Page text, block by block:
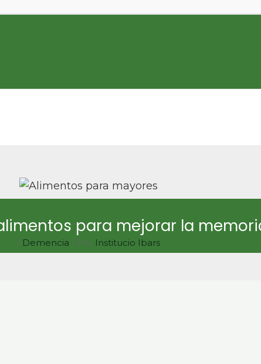
para mejorar la
/ Demencia / Por Institucio Ibars